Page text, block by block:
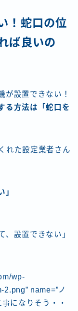
！蛇口の位
ば良いの
が設置できない！
る方法は「蛇口を
れた設定業者さん
」
、設置できない」
wp-
name=”ノ
になりそう・・